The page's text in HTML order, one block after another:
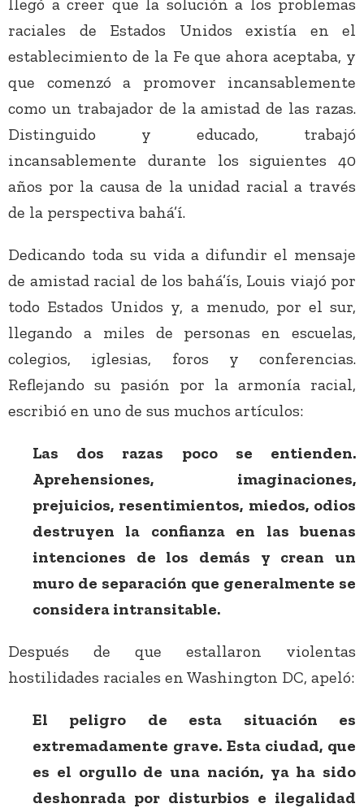
llegó a creer que la solución a los problemas
raciales de Estados Unidos existía en el
establecimiento de la Fe que ahora aceptaba, y
que comenzó a promover incansablemente
como un trabajador de la amistad de las razas.
Distinguido y educado, trabajó
incansablemente durante los siguientes 40
años por la causa de la unidad racial a través
de la perspectiva bahá’í.
Dedicando toda su vida a difundir el mensaje
de amistad racial de los bahá’ís, Louis viajó por
todo Estados Unidos y, a menudo, por el sur,
llegando a miles de personas en escuelas,
colegios, iglesias, foros y conferencias.
Reflejando su pasión por la armonía racial,
escribió en uno de sus muchos artículos:
Las dos razas poco se entienden.
Aprehensiones, imaginaciones,
prejuicios, resentimientos, miedos, odios
destruyen la confianza en las buenas
intenciones de los demás y crean un
muro de separación que generalmente se
considera intransitable.
Después de que estallaron violentas
hostilidades raciales en Washington DC, apeló:
El peligro de esta situación es
extremadamente grave. Esta ciudad, que
es el orgullo de una nación, ya ha sido
deshonrada por disturbios e ilegalidad